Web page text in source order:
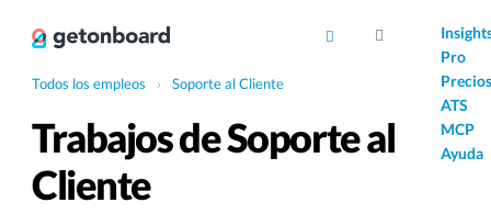
Pro
Precios
ATS
MCP
Ayuda
Todos los empleos › Soporte al Cliente
Trabajos de Soporte al
Cliente